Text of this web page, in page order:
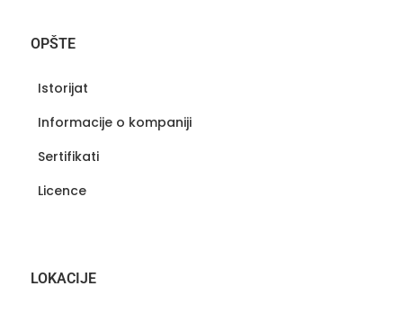
OPŠTE
Istorijat
Informacije o kompaniji
Sertifikati
Licence
LOKACIJE